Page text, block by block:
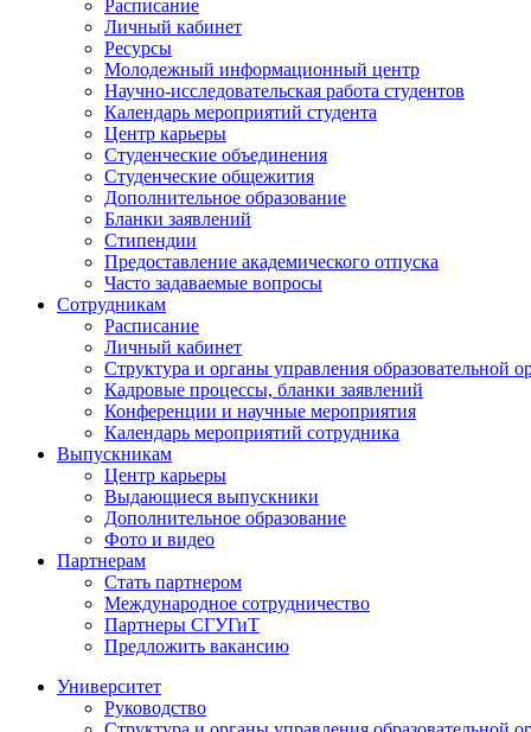
Расписание
Личный кабинет
Ресурсы
Молодежный информационный центр
Научно-исследовательская работа студентов
Календарь мероприятий студента
Центр карьеры
Студенческие объединения
Студенческие общежития
Дополнительное образование
Бланки заявлений
Стипендии
Предоставление академического отпуска
Часто задаваемые вопросы
Сотрудникам
Расписание
Личный кабинет
Структура и органы управления образовательной
Кадровые процессы, бланки заявлений
Конференции и научные мероприятия
Календарь мероприятий сотрудника
Выпускникам
Центр карьеры
Выдающиеся выпускники
Дополнительное образование
Фото и видео
Партнерам
Стать партнером
Международное сотрудничество
Партнеры СГУГиТ
Предложить вакансию
Университет
Руководство